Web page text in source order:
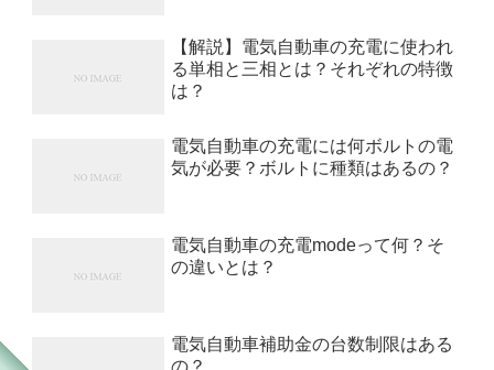
【解説】電気自動車の充電に使われ
る単相と三相とは？それぞれの特徴
は？
電気自動車の充電には何ボルトの電
気が必要？ボルトに種類はあるの？
電気自動車の充電modeって何？そ
の違いとは？
電気自動車補助金の台数制限はある
の？